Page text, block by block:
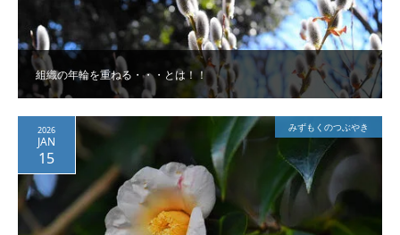
組織の年輪を重ねる・・・とは！！
2026
JAN
15
みずもくのつぶやき